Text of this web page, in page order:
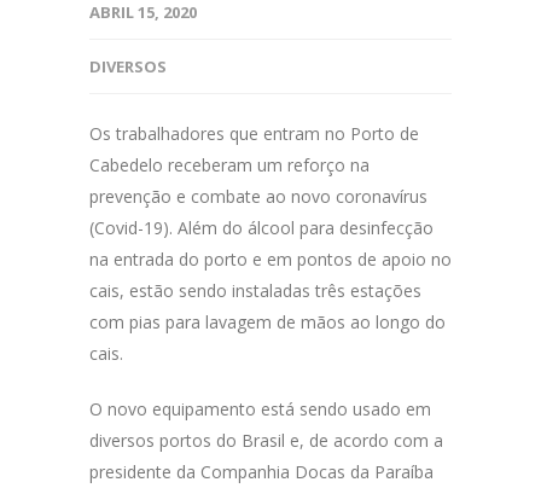
ABRIL 15, 2020
DIVERSOS
Os trabalhadores que entram no Porto de
Cabedelo receberam um reforço na
prevenção e combate ao novo coronavírus
(Covid-19). Além do álcool para desinfecção
na entrada do porto e em pontos de apoio no
cais, estão sendo instaladas três estações
com pias para lavagem de mãos ao longo do
cais.
O novo equipamento está sendo usado em
diversos portos do Brasil e, de acordo com a
presidente da Companhia Docas da Paraíba